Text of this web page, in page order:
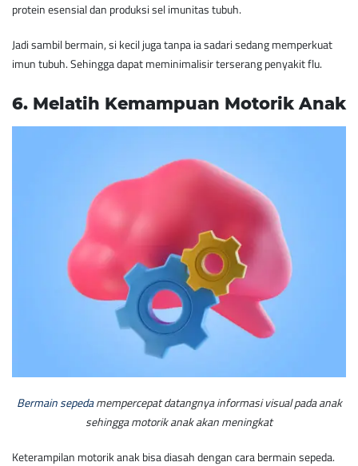
protein esensial dan produksi sel imunitas tubuh.
Jadi sambil bermain, si kecil juga tanpa ia sadari sedang memperkuat
imun tubuh. Sehingga dapat meminimalisir terserang penyakit flu.
​6. Melatih Kemampuan Motorik Anak
Bermain sepedamempercepat datangnya informasi visual pada anak
sehingga motorik anak akan meningkat
Keterampilan motorik anak bisa diasah dengan cara bermain sepeda.